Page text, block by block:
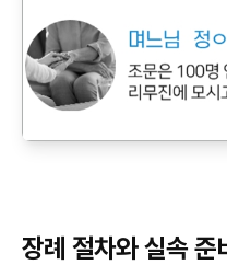
장례 절차와 실속 준